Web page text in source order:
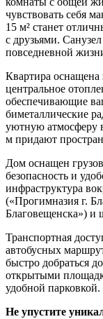
чувствовать себя
15 м² станет
с друзьями.
повседневной
Квартира
центральное
обеспечивающие
биметаллические
уютную атмосферу
м придают
Дом оснащен
безопасность и
инфраструктура
(«Прогимназия г.
Благовещенска»)
Транспортная
автобусных
быстро добраться
открытыми
удобной парковкой.
Не упустите